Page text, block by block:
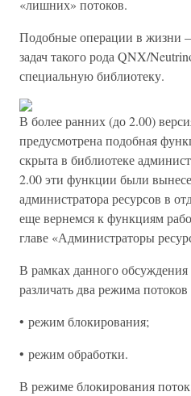
«лишних» потоков.
Подобные операции в жизни
задач такого рода QNX/
специальную библиотеку.
В более ранних (до 2.00)
предусмотрена подобная
скрыта в библиотеке
2.00 эти функции были
администратора ресурсов в
еще вернемся к функциям
главе «Администраторы
В рамках данного обсуждения
различать два режима потоков
• режим блокирования;
• режим обработки.
В режиме блокирования